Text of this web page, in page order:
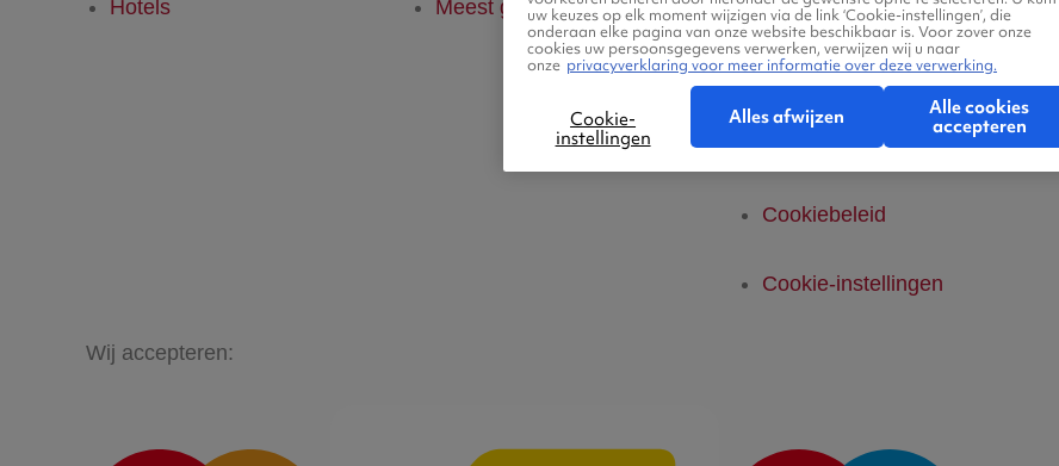
Hotels Meest gestelde vragen Privacyverklaring
Legal Notice
Platform Transparantie
Cookiebeleid
Cookie-instellingen
Wij accepteren:
uw keuzes op elk moment wijzigen via de link ‘Cookie-instellingen’, die
onderaan elke pagina van onze website beschikbaar is. Voor zover onze
cookies uw persoonsgegevens verwerken, verwijzen wij u naar
onze privacyverklaring voor meer informatie over deze verwerking.
Cookie-
instellingen
Alles afwijzen
Alle cookies
accepteren